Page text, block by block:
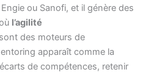
ou Sanofi, et il génère des
l’agilité
sont des moteurs de
apparaît comme la
de compétences, retenir